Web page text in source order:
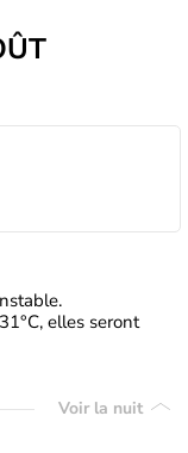
elles seront
Voir la nuit